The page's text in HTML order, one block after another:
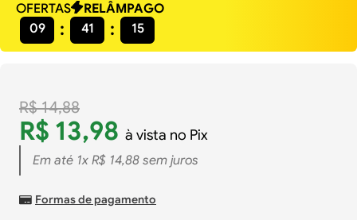
OFERTAS
RELÂMPAGO
09
41 14
R$ 14,88
R$ 13,98 à vista no Pix
Em até 1x R$ 14,88sem juros
Formas de pagamento